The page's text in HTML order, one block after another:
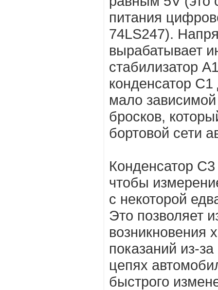
питания
74LS247).
вырабатывает
стабилизатор
конденсатор
мало
бросков,
бортовой сети
Конденсатор
чтобы
с некоторой
Это позволяет
возникновения
показаний из-
цепях
быстрого